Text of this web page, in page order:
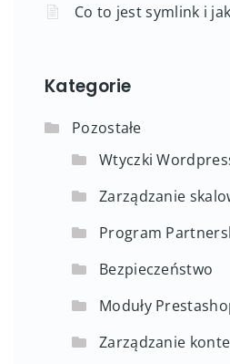
Co to jest symlink i
Kategorie
Pozostałe
Wtyczki
Zarządzanie
Program
Bezpieczeństwo
Moduły
Zarządzanie